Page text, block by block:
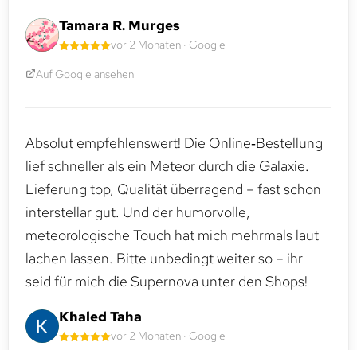
Tamara R. Murges
vor 2 Monaten · Google
Auf Google ansehen
Absolut empfehlenswert! Die Online‑Bestellung
lief schneller als ein Meteor durch die Galaxie.
Lieferung top, Qualität überragend – fast schon
interstellar gut. Und der humorvolle,
meteorologische Touch hat mich mehrmals laut
lachen lassen. Bitte unbedingt weiter so – ihr
seid für mich die Supernova unter den Shops!
Khaled Taha
vor 2 Monaten · Google